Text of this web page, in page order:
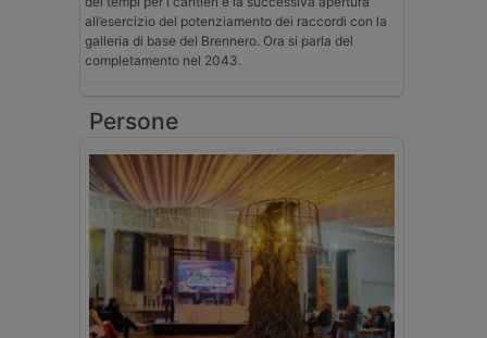
all’esercizio del potenziamento dei raccordi con la
galleria di base del Brennero. Ora si parla del
completamento nel 2043.
Persone